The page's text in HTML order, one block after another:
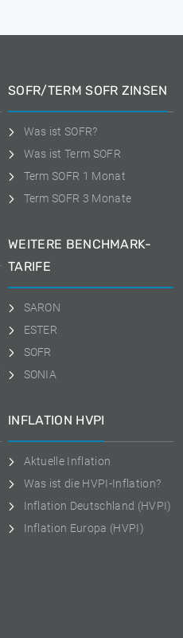
SOFR/TERM SOFR ZINSEN
Was ist SOFR?
Was ist Term SOFR
Term SOFR 1 Monat
Term SOFR 3 Monate
WEITERE BENCHMARK-
TARIFE
SARON
ESTER
SOFR
SONIA
INFLATION HVPI
Aktuelle Inflation
Was ist die HVPI-Inflation?
Inflation Deutschland (HVPI)
Inflation Europa (HVPI)